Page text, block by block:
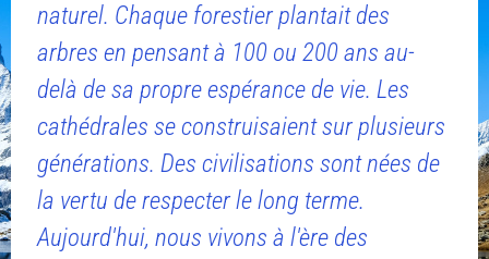
naturel. Chaque forestier plantait des
arbres en pensant à 100 ou 200 ans au-
delà de sa propre espérance de vie. Les
cathédrales se construisaient sur plusieurs
générations. Des civilisations sont nées de
la vertu de respecter le long terme.
Aujourd'hui, nous vivons à l'ère des